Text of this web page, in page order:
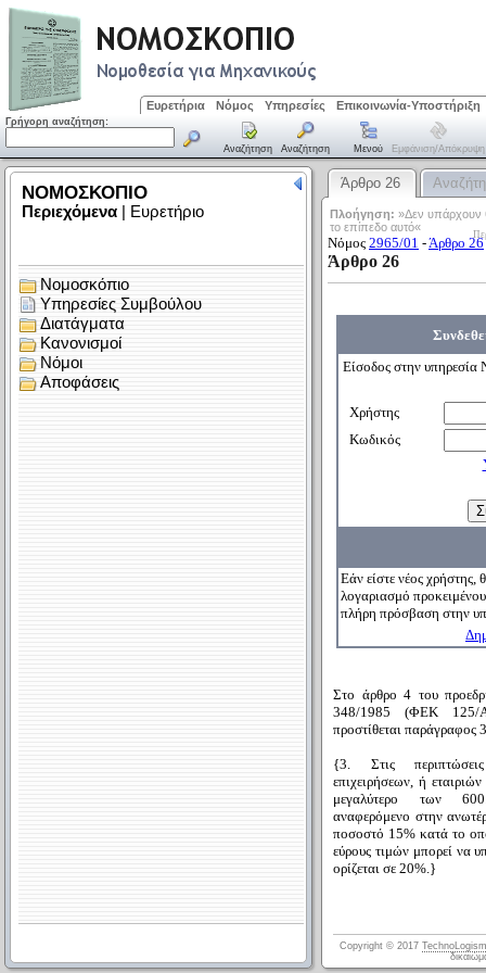
Ευρετήρια Νόμος Υπηρεσίες Επικοινωνία-Υποστήριξη
Γρήγορη αναζήτηση:
Αναζήτηση Αναζήτηση Μενού Εμφάνιση/απόκρυψη
Άρθρο 26